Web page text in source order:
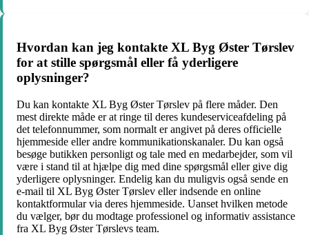
Hvordan kan jeg kontakte XL Byg Øster Tørslev
for at stille spørgsmål eller få yderligere
oplysninger?
Du kan kontakte XL Byg Øster Tørslev på flere måder. Den
mest direkte måde er at ringe til deres kundeserviceafdeling på
det telefonnummer, som normalt er angivet på deres officielle
hjemmeside eller andre kommunikationskanaler. Du kan også
besøge butikken personligt og tale med en medarbejder, som vil
være i stand til at hjælpe dig med dine spørgsmål eller give dig
yderligere oplysninger. Endelig kan du muligvis også sende en
e-mail til XL Byg Øster Tørslev eller indsende en online
kontaktformular via deres hjemmeside. Uanset hvilken metode
du vælger, bør du modtage professionel og informativ assistance
fra XL Byg Øster Tørslevs team.